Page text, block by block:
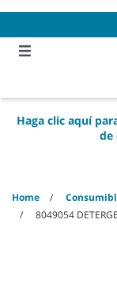
content
navigation
menu
Haga clic aquí
de
Home
8049054